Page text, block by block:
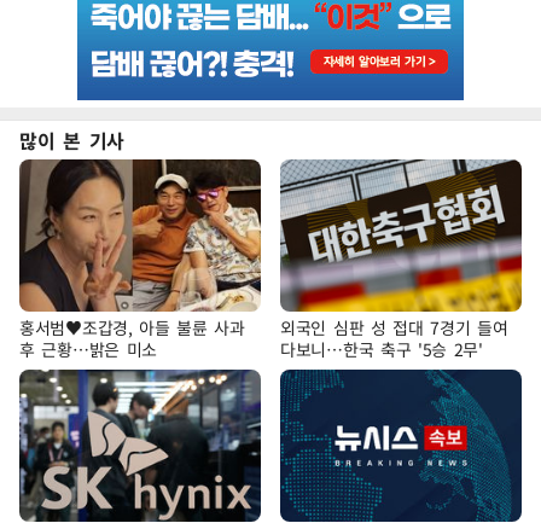
많이 본 기사
홍서범♥조갑경, 아들 불륜 사과
후 근황…밝은 미소
외국인 심판 성 접대 7경기 들여
다보니…한국 축구 '5승 2무'